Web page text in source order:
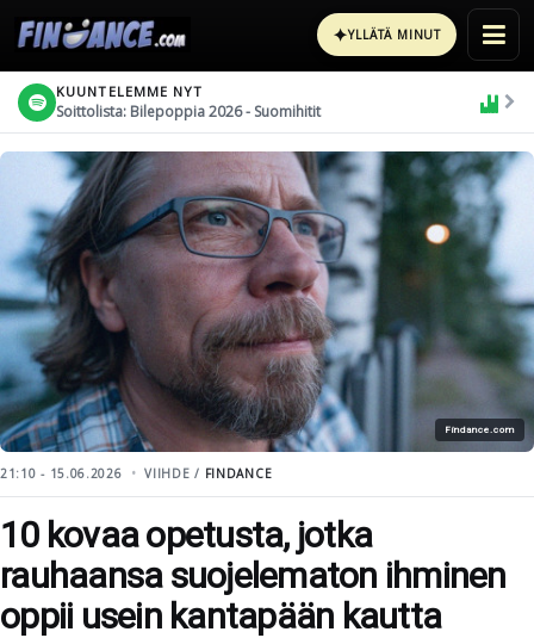
✦YLLÄTÄ MINUT
KUUNTELEMME NYT
Soittolista: Bilepoppia 2026 - Suomihitit
Findance.com
21:10 - 15.06.2026 VIIHDE / FINDANCE
10 kovaa opetusta, jotka
rauhaansa suojelematon ihminen
oppii usein kantapään kautta